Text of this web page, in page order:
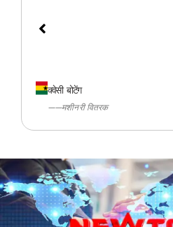
क्वेसी बोटेंग
——मशीनरी वितरक